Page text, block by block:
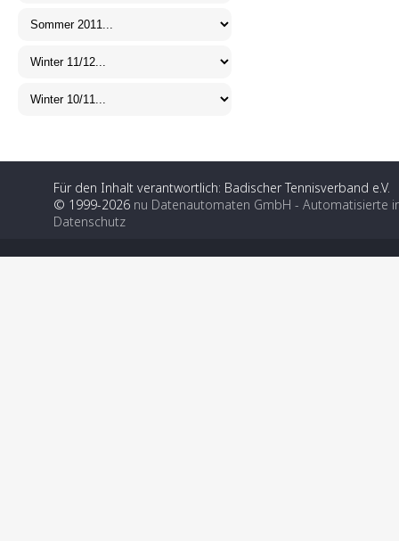
Für den Inhalt verantwortlich: Badischer Tennisverband e.V.
© 1999-2026 nu Datenautomaten GmbH - Automatisierte
Datenschutz